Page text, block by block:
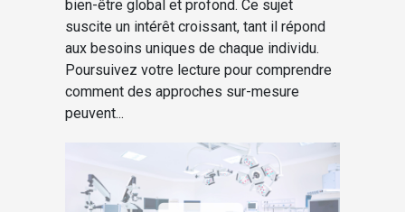
bien-être global et profond. Ce sujet
suscite un intérêt croissant, tant il répond
aux besoins uniques de chaque individu.
Poursuivez votre lecture pour comprendre
comment des approches sur-mesure
peuvent...